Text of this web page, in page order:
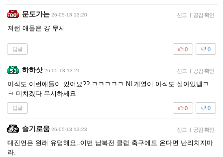
문도가는 26-05-13 13:20 신고 | 공감 확인
저런 애들은 걍 무시
답글 0
0
하하삿 26-05-13 13:21 신고 | 공감 확인
아직도 이런애들이 있어요?? ㅋㅋㅋㅋㅋ NL계열이 아직도 살아있넼ㅋ
ㅋ 미치겠다 무시하세요
답글 0
0
슬기로움 26-05-13 13:23 신고 | 공감 확인
대진언은 원래 유명해요..이번 남북전 클럽 축구에도 온다면 난리치지마
라.